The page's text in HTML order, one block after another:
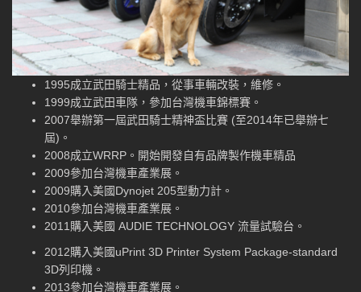
1995成立武田騎士精品，從事車輛改裝，維修。
1999成立武田車隊，參加台灣機車錦標賽。
2007舉辦第一屆武田騎士精神盃比賽 (至2014年已舉辦七
屆)。
2008成立WRRP。開始開發自有品牌製作機車精品
2009參加台灣機車產業展。
2009購入美國Dynojet 205型動力計。
2010參加台灣機車產業展。
2011購入美國 AUDIE TECHNOLOGY 流量試驗台。
2012購入美國uPrint 3D Printer System Package-standard
3D列印機。
2013參加台灣機車產業展。